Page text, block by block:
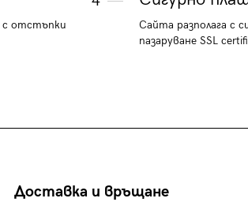
с отстъпки
Сайта разполага с
пазаруване SSL
Доставка и връщане